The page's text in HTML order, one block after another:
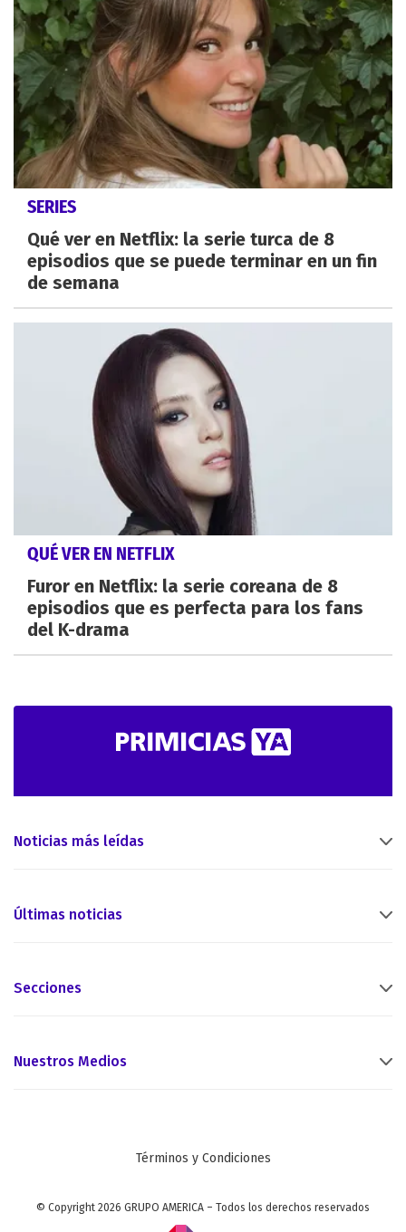
SERIES
Qué ver en Netflix: la serie turca de 8
episodios que se puede terminar en un fin
de semana
QUÉ VER EN NETFLIX
Furor en Netflix: la serie coreana de 8
episodios que es perfecta para los fans
del K-drama
Noticias más leídas
Últimas noticias
Secciones
Nuestros Medios
Términos y Condiciones
© Copyright 2026 GRUPO AMERICA – Todos los derechos reservados